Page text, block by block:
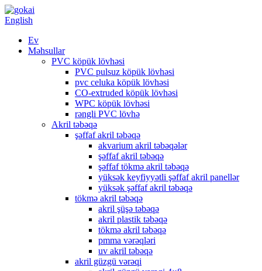
English
Ev
Məhsullar
PVC köpük lövhəsi
PVC pulsuz köpük lövhəsi
pvc celuka köpük lövhəsi
CO-extruded köpük lövhəsi
WPC köpük lövhəsi
rəngli PVC lövhə
Akril təbəqə
şəffaf akril təbəqə
akvarium akril təbəqələr
şəffaf akril təbəqə
şəffaf tökmə akril təbəqə
yüksək keyfiyyətli şəffaf akril panellər
yüksək şəffaf akril təbəqə
tökmə akril təbəqə
akril şüşə təbəqə
akril plastik təbəqə
tökmə akril təbəqə
pmma vərəqləri
uv akril təbəqə
akril güzgü vərəqi